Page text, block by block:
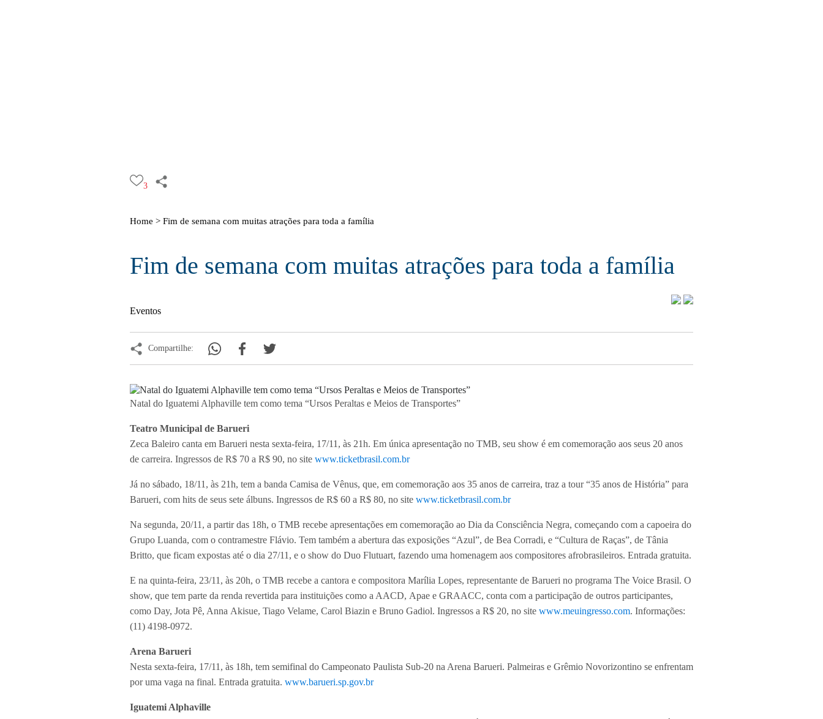
3
Home > Fim de semana com muitas atrações para toda a família
Fim de semana com muitas atrações para toda a família
Eventos
Compartilhe:
Natal do Iguatemi Alphaville tem como tema “Ursos Peraltas e Meios de Transportes”
Teatro Municipal de Barueri
Zeca Baleiro canta em Barueri nesta sexta-feira, 17/11, às 21h. Em única apresentação no TMB, seu show é em comemoração aos seus 20 anos
de carreira. Ingressos de R$ 70 a R$ 90, no site www.ticketbrasil.com.br
Já no sábado, 18/11, às 21h, tem a banda Camisa de Vênus, que, em comemoração aos 35 anos de carreira, traz a tour “35 anos de História” para
Barueri, com hits de seus sete álbuns. Ingressos de R$ 60 a R$ 80, no site www.ticketbrasil.com.br
Na segunda, 20/11, a partir das 18h, o TMB recebe apresentações em comemoração ao Dia da Consciência Negra, começando com a capoeira do
Grupo Luanda, com o contramestre Flávio. Tem também a abertura das exposições “Azul”, de Bea Corradi, e “Cultura de Raças”, de Tânia
Britto, que ficam expostas até o dia 27/11, e o show do Duo Flutuart, fazendo uma homenagem aos compositores afrobrasileiros. Entrada gratuita.
E na quinta-feira, 23/11, às 20h, o TMB recebe a cantora e compositora Marília Lopes, representante de Barueri no programa The Voice Brasil. O
show, que tem parte da renda revertida para instituições como a AACD, Apae e GRAACC, conta com a participação de outros participantes,
como Day, Jota Pê, Anna Akisue, Tiago Velame, Carol Biazin e Bruno Gadiol. Ingressos a R$ 20, no site www.meuingresso.com. Informações:
(11) 4198-0972.
Arena Barueri
Nesta sexta-feira, 17/11, às 18h, tem semifinal do Campeonato Paulista Sub-20 na Arena Barueri. Palmeiras e Grêmio Novorizontino se enfrentam
por uma vaga na final. Entrada gratuita. www.barueri.sp.gov.br
Iguatemi Alphaville